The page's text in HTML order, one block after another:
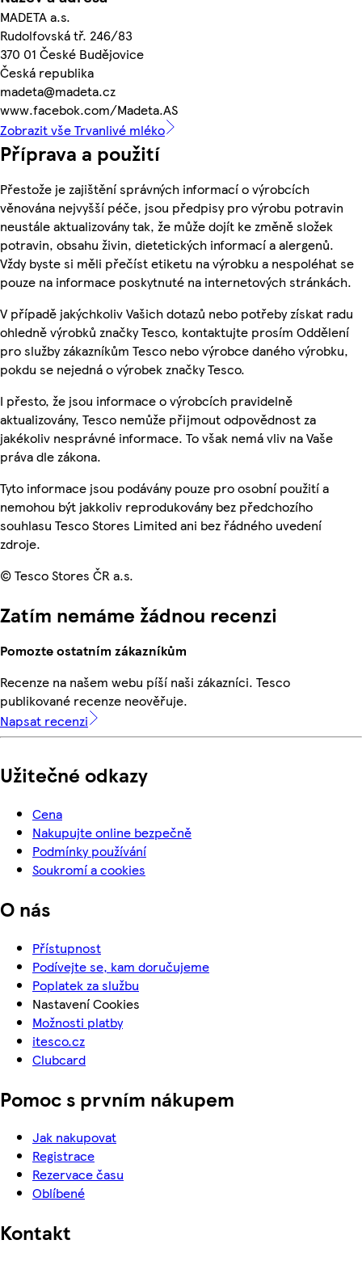
MADETA a.s.
Rudolfovská tř. 246/83
370 01 České Budějovice
Česká republika
madeta@madeta.cz
www.facebok.com/Madeta.AS
Zobrazit vše Trvanlivé mléko
Příprava a použití
Přestože je zajištění správných informací o výrobcích
věnována nejvyšší péče, jsou předpisy pro výrobu potravin
neustále aktualizovány tak, že může dojít ke změně složek
potravin, obsahu živin, dietetických informací a alergenů.
Vždy byste si měli přečíst etiketu na výrobku a nespoléhat se
pouze na informace poskytnuté na internetových stránkách.
V případě jakýchkoliv Vašich dotazů nebo potřeby získat radu
ohledně výrobků značky Tesco, kontaktujte prosím Oddělení
pro služby zákazníkům Tesco nebo výrobce daného výrobku,
pokdu se nejedná o výrobek značky Tesco.
I přesto, že jsou informace o výrobcích pravidelně
aktualizovány, Tesco nemůže přijmout odpovědnost za
jakékoliv nesprávné informace. To však nemá vliv na Vaše
práva dle zákona.
Tyto informace jsou podávány pouze pro osobní použití a
nemohou být jakkoliv reprodukovány bez předchozího
souhlasu Tesco Stores Limited ani bez řádného uvedení
zdroje.
© Tesco Stores ČR a.s.
Zatím nemáme žádnou recenzi
Pomozte ostatním zákazníkům
Recenze na našem webu píší naši zákazníci. Tesco
publikované recenze neověřuje.
Napsat recenzi
Užitečné odkazy
Cena
Nakupujte online bezpečně
Podmínky používání
Soukromí a cookies
O nás
Přístupnost
Podívejte se, kam doručujeme
Poplatek za službu
Nastavení Cookies
Možnosti platby
itesco.cz
Clubcard
Pomoc s prvním nákupem
Jak nakupovat
Registrace
Rezervace času
Oblíbené
Kontakt